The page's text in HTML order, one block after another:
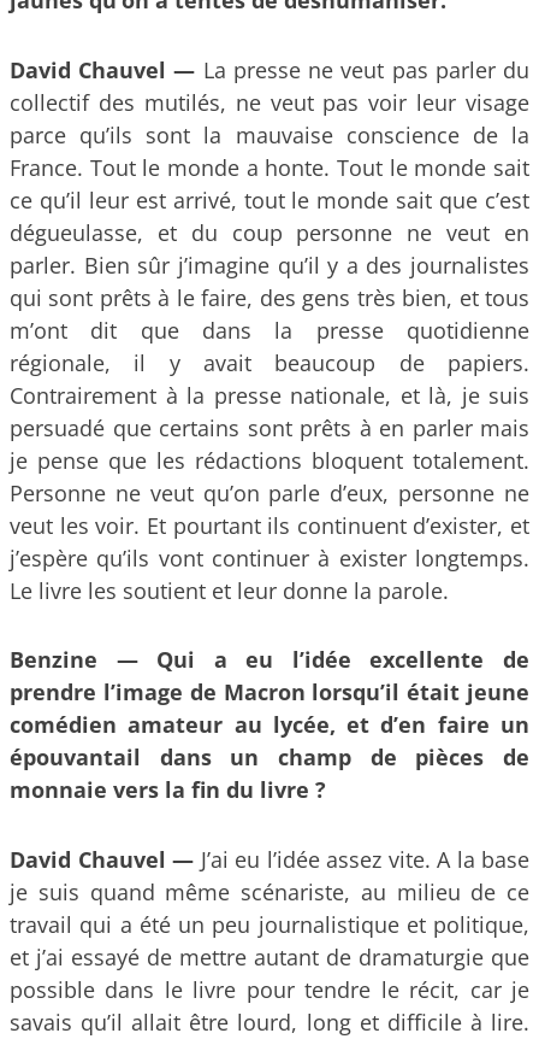
David Chauvel — La presse ne veut pas parler du
collectif des mutilés, ne veut pas voir leur visage
parce qu’ils sont la mauvaise conscience de la
France. Tout le monde a honte. Tout le monde sait
ce qu’il leur est arrivé, tout le monde sait que c’est
dégueulasse, et du coup personne ne veut en
parler. Bien sûr j’imagine qu’il y a des journalistes
qui sont prêts à le faire, des gens très bien, et tous
m’ont dit que dans la presse quotidienne
régionale, il y avait beaucoup de papiers.
Contrairement à la presse nationale, et là, je suis
persuadé que certains sont prêts à en parler mais
je pense que les rédactions bloquent totalement.
Personne ne veut qu’on parle d’eux, personne ne
veut les voir. Et pourtant ils continuent d’exister, et
j’espère qu’ils vont continuer à exister longtemps.
Le livre les soutient et leur donne la parole.
Benzine —
Qui a eu l’idée excellente de
prendre l’image de Macron lorsqu’il était jeune
comédien amateur au lycée, et d’en faire un
épouvantail dans un champ de pièces de
monnaie vers la fin du livre ?
David Chauvel — J’ai eu l’idée assez vite. A la base
je suis quand même scénariste, au milieu de ce
travail qui a été un peu journalistique et politique,
et j’ai essayé de mettre autant de dramaturgie que
possible dans le livre pour tendre le récit, car je
savais qu’il allait être lourd, long et difficile à lire.